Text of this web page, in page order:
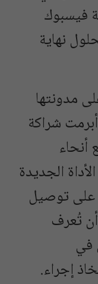
فيسبوك
نهاية
مدونتها
إلى أنها منذ أوائل عام 2018 أبرمت شراكة
الجديدة
على توصيل
تُعرف
في
إجراء.